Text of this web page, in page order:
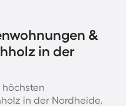
&
in der
in der Nordheide,